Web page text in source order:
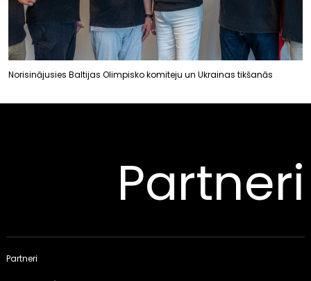
Norisinājusies Baltijas Olimpisko komiteju un Ukrainas tikšanās
Partneri
Partneri